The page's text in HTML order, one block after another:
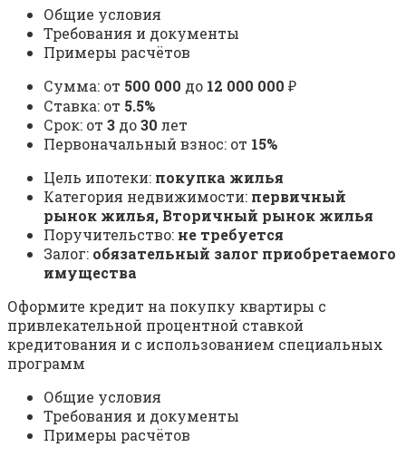
Общие условия
Требования и документы
Примеры расчётов
Сумма: от 500 000 до 12 000 000 ₽
Ставка: от 5.5%
Срок: от 3 до30 лет
Первоначальный взнос: от 15%
Цель ипотеки: покупка жилья
Категория недвижимости: первичный
рынок жилья, Вторичный рынок жилья
Поручительство: не требуется
Залог: обязательный залог приобретаемого
имущества
Оформите кредит на покупку квартиры с
привлекательной процентной ставкой
кредитования и с использованием специальных
программ
Общие условия
Требования и документы
Примеры расчётов